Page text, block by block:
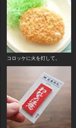
コロッケに火を灯して。